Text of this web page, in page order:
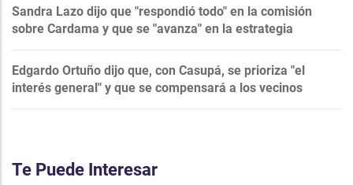
Sandra Lazo dijo que "respondió todo" en la comisión
sobre Cardama y que se "avanza" en la estrategia
Edgardo Ortuño dijo que, con Casupá, se prioriza "el
interés general" y que se compensará a los vecinos
Te Puede Interesar